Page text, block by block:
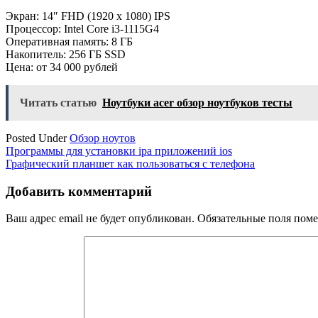
Экран: 14″ FHD (1920 x 1080) IPS
Процессор: Intel Core i3-1115G4
Оперативная память: 8 ГБ
Накопитель: 256 ГБ SSD
Цена: от 34 000 рублей
Читать статью Ноутбуки acer обзор ноутбуков тесты
Posted UnderОбзор ноутов
Навигация
по
записям
Программы для установки ipa приложений ios
Графический планшет как пользоваться с телефона
Добавить комментарий
Ваш адрес email не будет опубликован. Обязательные поля